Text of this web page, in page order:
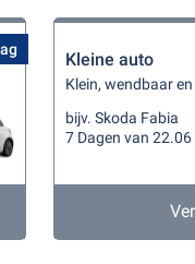
Kleine auto
Klein, wendbaar
bijv. Skoda Fabia
7 Dagen van